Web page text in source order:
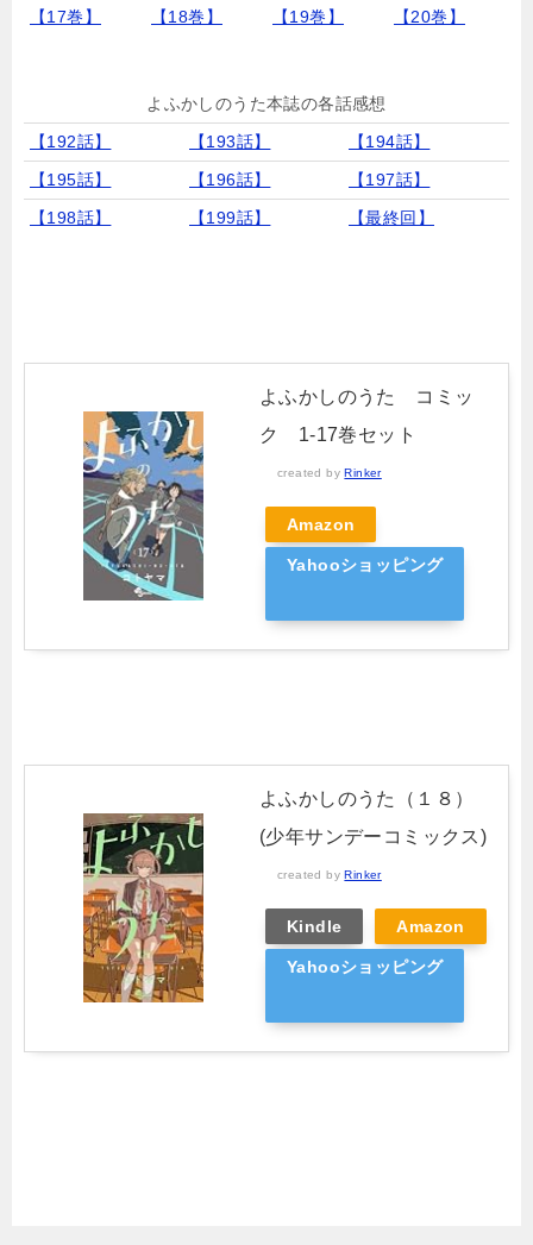
【17巻】
【18巻】 【19巻】 【20巻】
よふかしのうた本誌の各話感想
【192話】
【193話】
【194話】
【195話】
【196話】
【197話】
【198話】
【199話】 【最終回】
よふかしのうた コミッ
ク 1-17巻セット
created byRinker
Amazon
Yahooショッピング
よふかしのうた（１８）
(少年サンデーコミックス)
created byRinker
Kindle Amazon
Yahooショッピング